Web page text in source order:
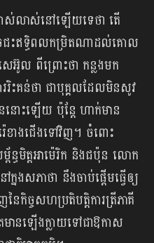
ស់លាស់នៅឡើយទេថា តើ
ជះឥទ្ធិពលកម្រិតណាដល់គោល
អ៊ូល ពីព្រោះថា កន្លងមក
ះគន់ថា ជាបុគ្គលដែលមិនសូវ
ោះឡើយ ប៉ុន្តែ ហាក់មាន
ាងជើងទៅវិញ។ ចំពោះ
ធមិត្តអាម៉េរិក និងជប៉ុន លោក
នងសភាថា នឹងចាប់ផ្តើមធ្វើឲ្យ
ៃកិច្ចសហប្រតិបត្តិការត្រីភាគី
មានឡើងក្លាយទៅជាឱកាស